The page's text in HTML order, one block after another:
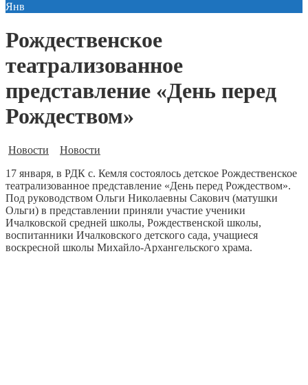
Янв
Рождественское
театрализованное
представление «День перед
Рождеством»
Новости
Новости
17 января, в РДК с. Кемля состоялось детское Рождественское
театрализованное представление «День перед Рождеством».
Под руководством Ольги Николаевны Сакович (матушки
Ольги) в представлении приняли участие ученики
Ичалковской средней школы, Рождественской школы,
воспитанники Ичалковского детского сада, учащиеся
воскресной школы Михайло-Архангельского храма.